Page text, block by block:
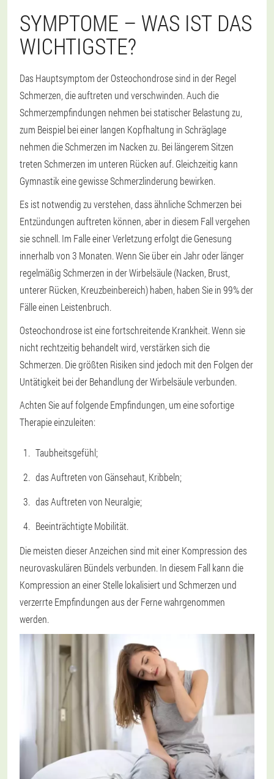
SYMPTOME – WAS IST DAS
WICHTIGSTE?
Das Hauptsymptom der Osteochondrose sind in der Regel
Schmerzen, die auftreten und verschwinden. Auch die
Schmerzempfindungen nehmen bei statischer Belastung zu,
zum Beispiel bei einer langen Kopfhaltung in Schräglage
nehmen die Schmerzen im Nacken zu. Bei längerem Sitzen
treten Schmerzen im unteren Rücken auf. Gleichzeitig kann
Gymnastik eine gewisse Schmerzlinderung bewirken.
Es ist notwendig zu verstehen, dass ähnliche Schmerzen bei
Entzündungen auftreten können, aber in diesem Fall vergehen
sie schnell. Im Falle einer Verletzung erfolgt die Genesung
innerhalb von 3 Monaten. Wenn Sie über ein Jahr oder länger
regelmäßig Schmerzen in der Wirbelsäule (Nacken, Brust,
unterer Rücken, Kreuzbeinbereich) haben, haben Sie in 99% der
Fälle einen Leistenbruch.
Osteochondrose ist eine fortschreitende Krankheit. Wenn sie
nicht rechtzeitig behandelt wird, verstärken sich die
Schmerzen. Die größten Risiken sind jedoch mit den Folgen der
Untätigkeit bei der Behandlung der Wirbelsäule verbunden.
Achten Sie auf folgende Empfindungen, um eine sofortige
Therapie einzuleiten:
Taubheitsgefühl;
das Auftreten von Gänsehaut, Kribbeln;
das Auftreten von Neuralgie;
Beeinträchtigte Mobilität.
Die meisten dieser Anzeichen sind mit einer Kompression des
neurovaskulären Bündels verbunden. In diesem Fall kann die
Kompression an einer Stelle lokalisiert und Schmerzen und
verzerrte Empfindungen aus der Ferne wahrgenommen
werden.